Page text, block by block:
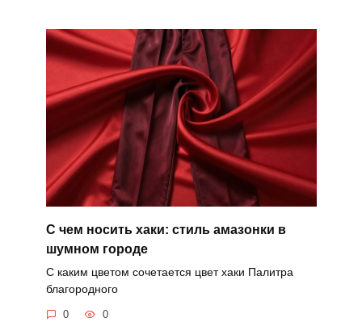
С чем носить хаки: стиль амазонки в
шумном городе
С каким цветом сочетается цвет хаки Палитра
благородного
0 0